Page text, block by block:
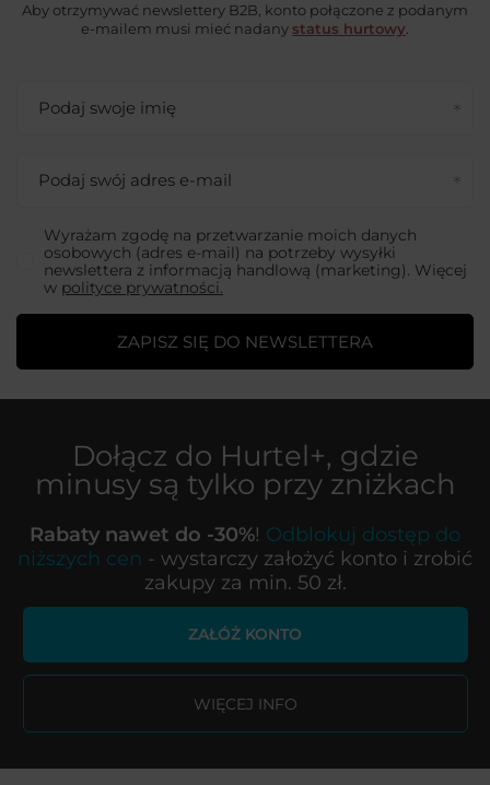
Aby otrzymywać newslettery B2B, konto połączone z podanym
e-mailem musi mieć nadany status hurtowy.
Podaj swoje imię
Podaj swój adres e-mail
Wyrażam zgodę na przetwarzanie moich danych
osobowych (adres e-mail) na potrzeby wysyłki
newslettera z informacją handlową (marketing). Więcej
w polityce prywatności.
ZAPISZ SIĘ DO NEWSLETTERA
Dołącz do Hurtel+, gdzie
minusy są tylko przy zniżkach
Rabaty nawet do -30%! Odblokuj dostęp do
niższych cen - wystarczy założyć konto i zrobić
zakupy za min. 50 zł.
ZAŁÓŻ KONTO
WIĘCEJ INFO